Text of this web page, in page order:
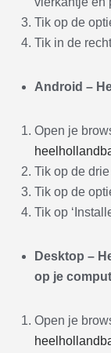
Tik op de
Tik in de
Android –
Open je
Tik op de
Tik op de
Tik op
Desktop –
op je
Open je